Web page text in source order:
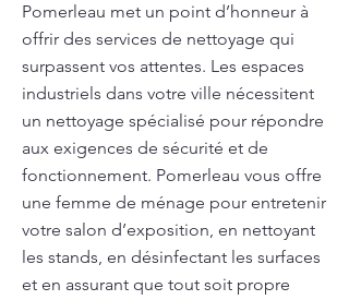
Pomerleau met un point d’honneur à
offrir des services de nettoyage qui
surpassent vos attentes. Les espaces
industriels dans votre ville nécessitent
un nettoyage spécialisé pour répondre
aux exigences de sécurité et de
fonctionnement. Pomerleau vous offre
une femme de ménage pour entretenir
votre salon d’exposition, en nettoyant
les stands, en désinfectant les surfaces
et en assurant que tout soit propre